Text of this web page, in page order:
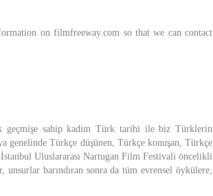
on filmfreeway.com so that we can contact
geçmişe sahip kadim Türk tarihi ile biz Türklerin
genelinde Türkçe düşünen, Türkçe konuşan, Türkçe
Uluslararası Nartugan Film Festivali öncelikli
barındıran sonra da tüm evrensel öykülere,